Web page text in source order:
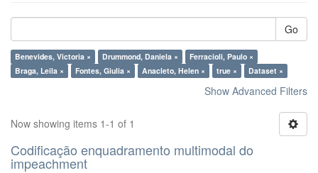
Go
Benevides, Victoria × Drummond, Daniela ×
Ferracioli, Paulo ×
Braga, Leila ×
Fontes, Giulia × Anacleto, Helen × true × Dataset ×
Show Advanced Filters
Now showing items 1-1 of 1
Codificação enquadramento multimodal do
impeachment